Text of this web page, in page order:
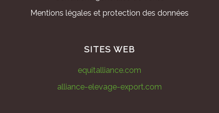
Mentions légales et protection des données
SITES WEB
equitalliance.com
alliance-elevage-export.com